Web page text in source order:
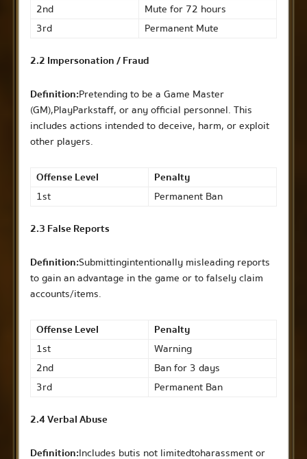
2nd
Mute for 72 hours
3rd
Permanent Mute
2.2 Impersonation / Fraud
Definition:Pretending to be a Game Master
(GM), PlayPark staff, or any official personnel. This
includes actions intended to deceive, harm, or exploit
other players.
Offense Level
Penalty
1st
Permanent Ban
2.3 False Reports
Definition:Submitting intentionally misleading reports
to gain an advantage in the game or to falsely claim
accounts/items.
Offense Level
Penalty
1st
Warning
2nd
Ban for 3 days
3rd
Permanent Ban
2.4 Verbal Abuse
Definition:Includes but is not limited to harassment or